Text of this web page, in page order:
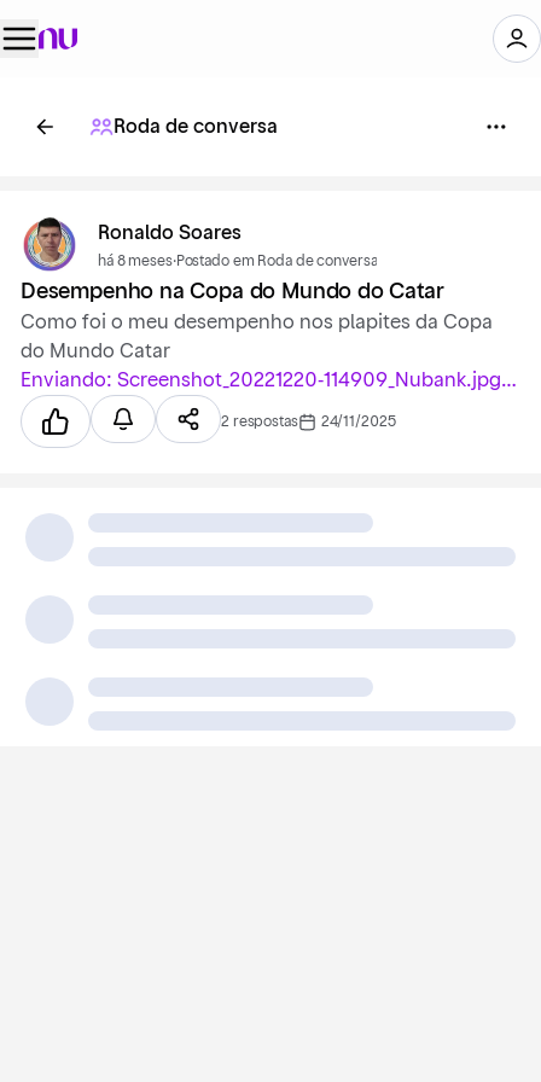
Roda de conversa
Ronaldo Soares
há 8 meses·Postado em Roda de conversa
Desempenho na Copa do Mundo do Catar
Como foi o meu desempenho nos plapites da Copa
do Mundo Catar
Enviando: Screenshot_20221220-114909_Nubank.jpg…
2 respostas 24/11/2025